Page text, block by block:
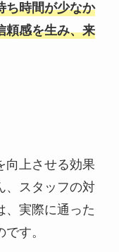
ち時間が少なか
頼感を生み、来
向上させる効果
、スタッフの対
、実際に通った
す。